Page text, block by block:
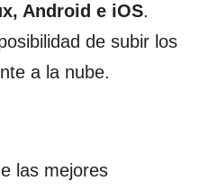
Android e iOS.
de subir los
a la nube.
las mejores